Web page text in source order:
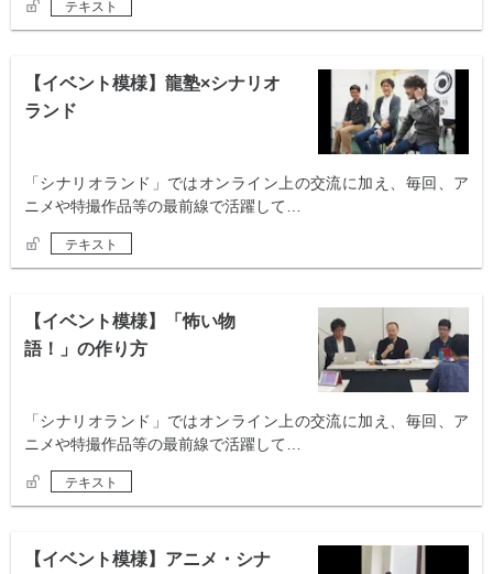
テキスト
【イベント模様】龍塾×シナリオ
ランド
「シナリオランド」ではオンライン上の交流に加え、毎回、ア
ニメや特撮作品等の最前線で活躍して…
テキスト
【イベント模様】「怖い物
語！」の作り方
「シナリオランド」ではオンライン上の交流に加え、毎回、ア
ニメや特撮作品等の最前線で活躍して…
テキスト
【イベント模様】アニメ・シナ